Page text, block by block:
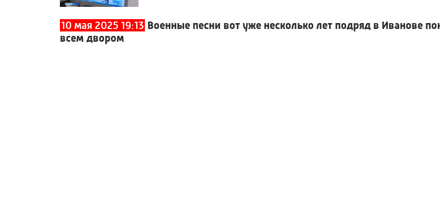
10 мая 2025 19:13 Военные песни вот уже несколько лет подряд в Иванове
всем двором